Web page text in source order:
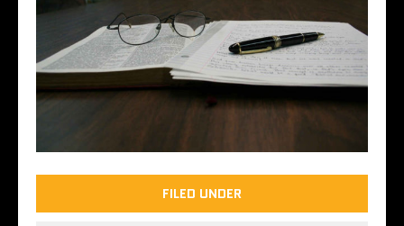
FILED UNDER